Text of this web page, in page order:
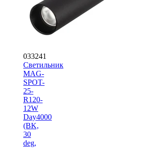
033241
Светильник
MAG-
SPOT-
25-
R120-
12W
Day4000
(BK,
30
deg,